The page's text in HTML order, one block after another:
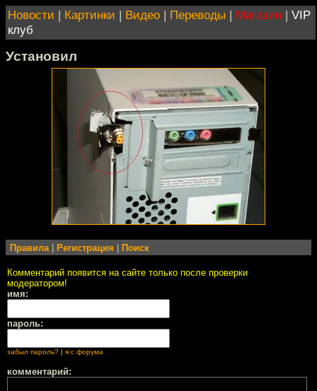
Новости | Картинки | Видео | Переводы | Магазин | VIP
клуб
Установил
Правила Регистрация Поиск
Комментарий появится на сайте только после проверки
модератором!
имя:
пароль:
забыл пароль? | я с форума
комментарий: